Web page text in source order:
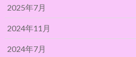
2025年7月
2024年11月
2024年7月